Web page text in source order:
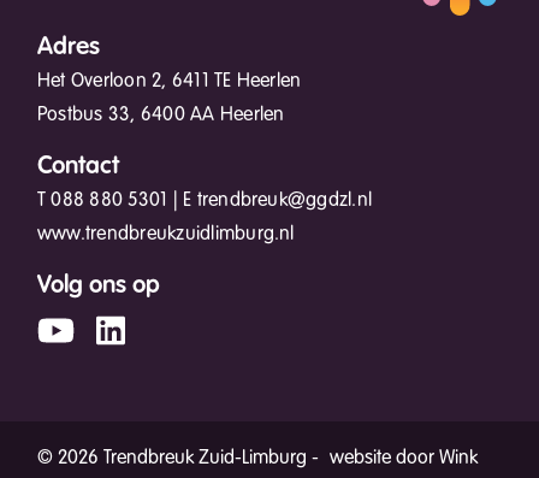
Adres
Het Overloon 2, 6411 TE Heerlen
Postbus 33, 6400 AA Heerlen
Contact
T088 880 5301 | E trendbreuk@ggdzl.nl
www.trendbreukzuidlimburg.nl
Volg ons op
© 2026 Trendbreuk Zuid-Limburg - website door Wink